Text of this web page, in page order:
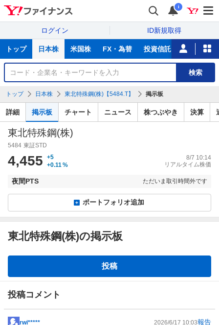
i
ログイン ID新規取得
サ
トップ 日本株 米国株 FX・為替 投資信託 ニュース
銘
検
索
検索
トップ 日本株 東北特殊鋼(株)【5484.T】 掲示板
詳細 掲示板 チャート ニュース 株つぶやき 決算
東北特殊鋼(株)
5484 東証STD
4,455
+5
+0.11 %
8/7 10:14
リアルタイム株価
夜間PTS ただいま取引時間外です
ポートフォリオ追加
東北特殊鋼(株)の掲示板
板
投稿
投稿コメント
rwi***** 2026/6/17 10:03報告